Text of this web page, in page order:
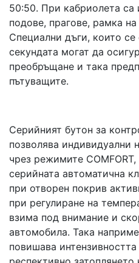
50:50. При кабриолета са
подове, прагове, рамка
Специални дъги, които се
секундата могат да
преобръщане и така
пътуващите.
Серийният бутон за
позволява индивидуални
чрез режимите
серийната автоматична
при отворен покрив
при регулиране на
взима под внимание и
автомобила. Така
повишава